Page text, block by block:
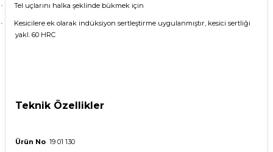
· Tel uçlarını halka şeklinde bükmek için
·
Kesicilere ek olarak indüksiyon sertleştirme uygulanmıştır, kesici sertliği
yakl. 60 HRC
Teknik Özellikler
Ürün No 19 01 130